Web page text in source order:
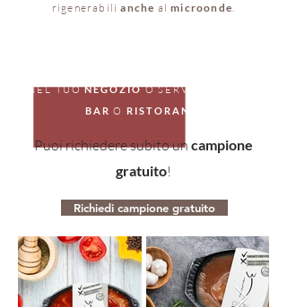
rigenerabilianche al microonde.
NEL TUONEGOZIOO SERVILI NEL TUO
BAR ORISTORANTE
Puoi richiedere subito un campione
gratuito!
Richiedi campione gratuito